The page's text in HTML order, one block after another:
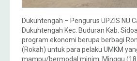
Dukuhtengah – Pengurus UPZIS NU
Dukuhtengah Kec. Buduran Kab.
program ekonomi berupa berbagi
(Rokah) untuk para pelaku UMKM
mampu/bermodal minim, Minggu